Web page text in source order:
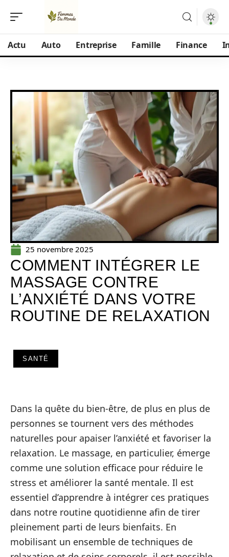
Actu Auto Entreprise Famille Finance
25 novembre 2025
COMMENT INTÉGRER LE
MASSAGE CONTRE
L’ANXIÉTÉ DANS VOTRE
ROUTINE DE RELAXATION
SANTÉ
Dans la quête du bien-être, de plus en plus de
personnes se tournent vers des méthodes
naturelles pour apaiser l’anxiété et favoriser la
relaxation. Le massage, en particulier, émerge
comme une solution efficace pour réduire le
stress et améliorer la santé mentale. Il est
essentiel d’apprendre à intégrer ces pratiques
dans notre routine quotidienne afin de tirer
pleinement parti de leurs bienfaits. En
mobilisant un ensemble de techniques de